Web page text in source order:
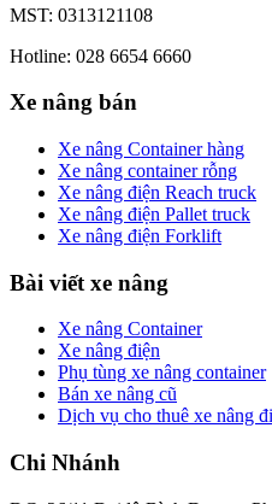
MST: 0313121108
Hotline: 028 6654 6660
Xe nâng bán
Xe nâng Container hàng
Xe nâng container rỗng
Xe nâng điện Reach truck
Xe nâng điện Pallet truck
Xe nâng điện Forklift
Bài viết xe nâng
Xe nâng Container
Xe nâng điện
Phụ tùng xe nâng container
Bán xe nâng cũ
Dịch vụ cho thuê xe nâng
Chi Nhánh